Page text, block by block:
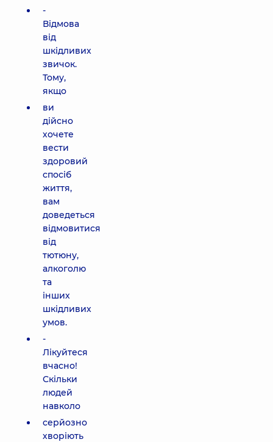
-
Відмова
від
шкідливих
звичок.
Тому,
якщо
ви
дійсно
хочете
вести
здоровий
спосіб
життя,
вам
доведеться
відмовитися
від
тютюну,
алкоголю
та
інших
шкідливих
умов.
-
Лікуйтеся
вчасно!
Скільки
людей
навколо
серйозно
хворіють